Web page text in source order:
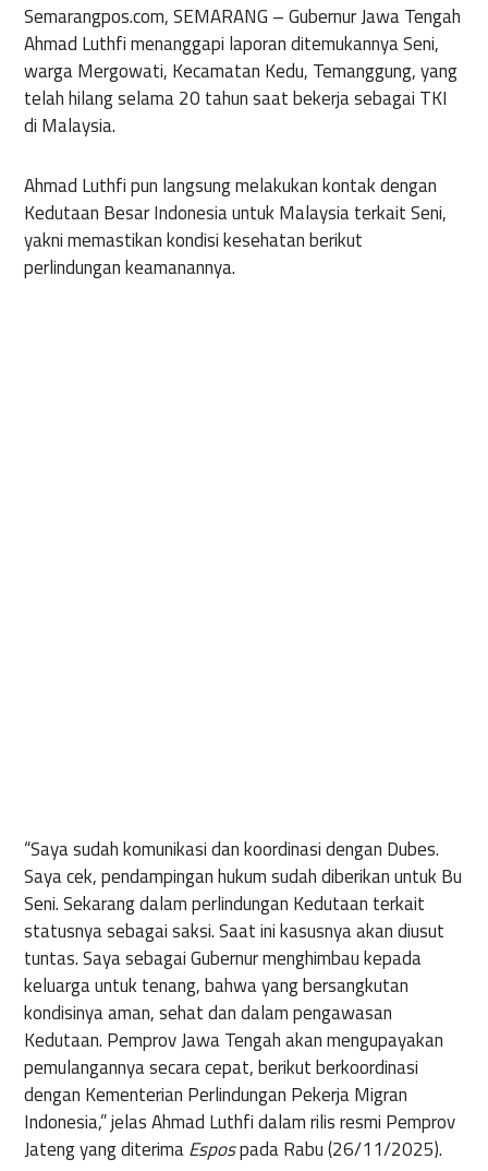
Semarangpos.com, SEMARANG –Gubernur Jawa Tengah
Ahmad Luthfi menanggapi laporan ditemukannya Seni,
warga Mergowati, Kecamatan Kedu, Temanggung, yang
telah hilang selama 20 tahun saat bekerja sebagai TKI
di Malaysia.
Ahmad Luthfi pun langsung melakukan kontak dengan
Kedutaan Besar Indonesia untuk Malaysia terkait Seni,
yakni memastikan kondisi kesehatan berikut
perlindungan keamanannya.
“Saya sudah komunikasi dan koordinasi dengan Dubes.
Saya cek, pendampingan hukum sudah diberikan untuk Bu
Seni. Sekarang dalam perlindungan Kedutaan terkait
statusnya sebagai saksi. Saat ini kasusnya akan diusut
tuntas. Saya sebagai Gubernur menghimbau kepada
keluarga untuk tenang, bahwa yang bersangkutan
kondisinya aman, sehat dan dalam pengawasan
Kedutaan. Pemprov Jawa Tengah akan mengupayakan
pemulangannya secara cepat, berikut berkoordinasi
dengan Kementerian Perlindungan Pekerja Migran
Indonesia,” jelas Ahmad Luthfi dalam rilis resmi Pemprov
Jateng yang diterimaEspospada Rabu (26/11/2025).